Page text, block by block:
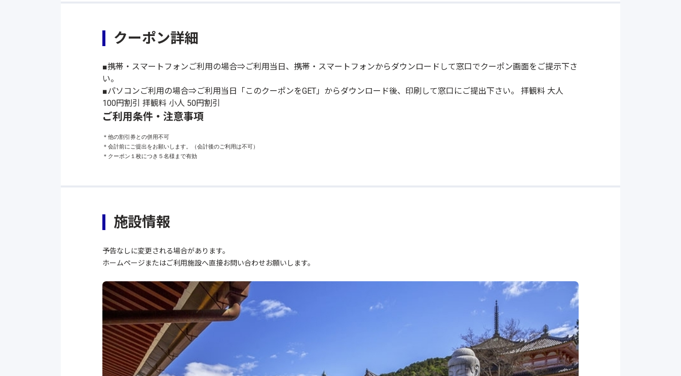
クーポン詳細
■携帯・スマートフォンご利用の場合⇒ご利用当日、携帯・スマートフォンからダウンロードして窓口でクーポン画面をご提示下さ
い。
■パソコンご利用の場合⇒ご利用当日「このクーポンをGET」からダウンロード後、印刷して窓口にご提出下さい。 拝観料 大人
100円割引 拝観料 小人 50円割引
ご利用条件・注意事項
＊他の割引券との併用不可
＊会計前にご提出をお願いします。（会計後のご利用は不可）
＊クーポン１枚につき５名様まで有効
施設情報
予告なしに変更される場合があります。
ホームページまたはご利用施設へ直接お問い合わせお願いします。